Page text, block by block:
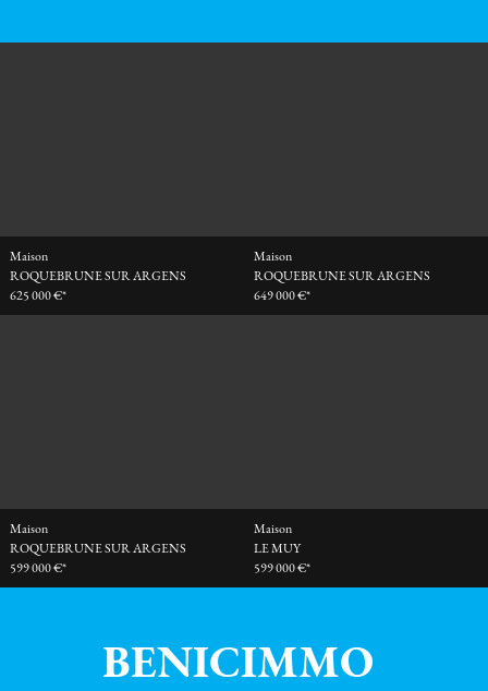
Maison
ROQUEBRUNE SUR ARGENS
625 000 €*
Maison
ROQUEBRUNE SUR ARGENS
649 000 €*
Maison
ROQUEBRUNE SUR ARGENS
599 000 €*
Maison
LE MUY
599 000 €*
BENICIMMO